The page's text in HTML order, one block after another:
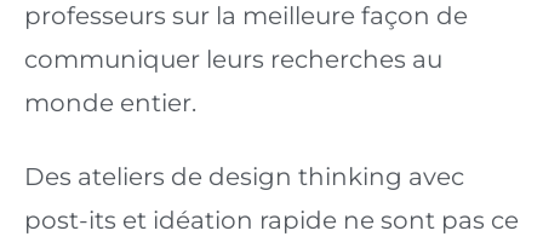
professeurs sur la meilleure façon de
communiquer leurs recherches au
monde entier.
Des ateliers de design thinking avec
post-its et idéation rapide ne sont pas ce